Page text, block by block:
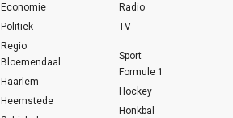
Economie
Politiek
Regio
Bloemendaal
Haarlem
Heemstede
Radio
TV
Sport
Formule 1
Hockey
Honkbal